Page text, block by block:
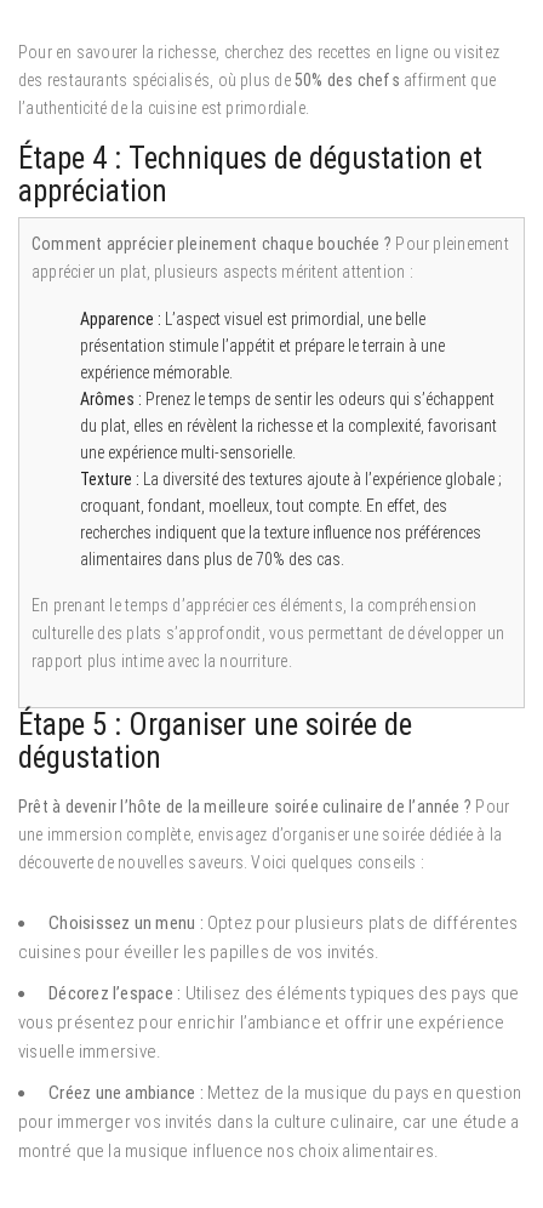
Pour en savourer la richesse, cherchez des recettes en ligne ou visitez
des restaurants spécialisés, où plus de50% des chefs affirment que
l’authenticité de la cuisine est primordiale.
Étape 4 : Techniques de dégustation et
appréciation
Comment apprécier pleinement chaque bouchée ? Pour pleinement
apprécier un plat, plusieurs aspects méritent attention :
Apparence : L’aspect visuel est primordial, une belle
présentation stimule l’appétit et prépare le terrain à une
expérience mémorable.
Arômes : Prenez le temps de sentir les odeurs qui s’échappent
du plat, elles en révèlent la richesse et la complexité, favorisant
une expérience multi-sensorielle.
Texture : La diversité des textures ajoute à l’expérience globale ;
croquant, fondant, moelleux, tout compte. En effet, des
recherches indiquent que la texture influence nos préférences
alimentaires dans plus de 70% des cas.
En prenant le temps d’apprécier ces éléments, la compréhension
culturelle des plats s’approfondit, vous permettant de développer un
rapport plus intime avec la nourriture.
Étape 5 : Organiser une soirée de
dégustation
Prêt à devenir l’hôte de la meilleure soirée culinaire de l’année ? Pour
une immersion complète, envisagez d’organiser une soirée dédiée à la
découverte de nouvelles saveurs. Voici quelques conseils :
Choisissez un menu : Optez pour plusieurs plats de différentes
cuisines pour éveiller les papilles de vos invités.
Décorez l’espace : Utilisez des éléments typiques des pays que
vous présentez pour enrichir l’ambiance et offrir une expérience
visuelle immersive.
Créez une ambiance : Mettez de la musique du pays en question
pour immerger vos invités dans la culture culinaire, car une étude a
montré que la musique influence nos choix alimentaires.